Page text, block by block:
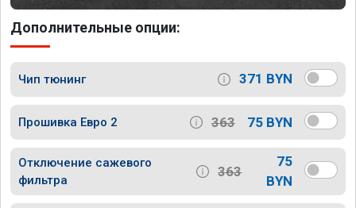
Дополнительные опции:
Чип тюнинг 371 BYN
Прошивка Евро 2 363 75 BYN
Отключение сажевого
фильтра
363
75
BYN